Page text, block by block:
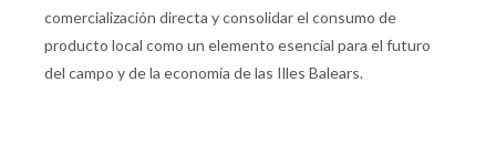
comercialización directa y consolidar el consumo de
producto local como un elemento esencial para el futuro
del campo y de la economía de las Illes Balears.